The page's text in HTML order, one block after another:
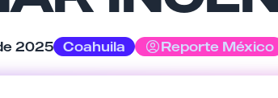
2025 Coahuila Reporte México